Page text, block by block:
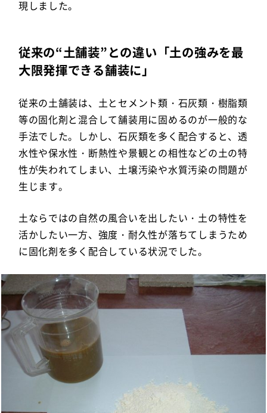
現しました。
従来の“土舗装”との違い「土の強みを最
大限発揮できる舗装に」
従来の土舗装は、土とセメント類・石灰類・樹脂類
等の固化剤と混合して舗装用に固めるのが一般的な
手法でした。しかし、石灰類を多く配合すると、透
水性や保水性・断熱性や景観との相性などの土の特
性が失われてしまい、土壌汚染や水質汚染の問題が
生じます。
土ならではの自然の風合いを出したい・土の特性を
活かしたい一方、強度・耐久性が落ちてしまうため
に固化剤を多く配合している状況でした。